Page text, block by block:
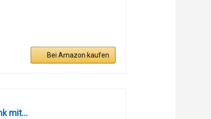
Bei Amazon kaufen
mit...